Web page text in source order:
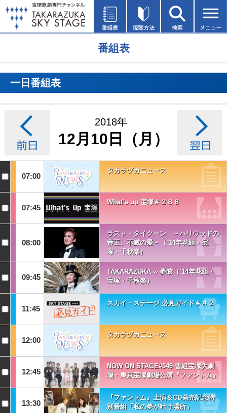
番組表
一日番組表
2018年
12月10日（月）
07:00
タカラヅカニュース
07:45
What’s up 宝塚＃２８８
08:00
ラスト・タイクーン －ハリウッドの
帝王、不滅の愛－（’14年花組・宝
塚・千秋楽）
09:45
TAKARAZUKA ∞ 夢眩（’14年花組・
宝塚・千秋楽）
11:45
スカイ・ステージ 必見ガイド＃４２
12:00
タカラヅカニュース
12:45
NOW ON STAGE#549 雪組宝塚大劇
場・東京宝塚劇場公演『ファントム』
13:30
『ファントム』上演＆CD発売記念特
別番組「私の夢が叶う場所」